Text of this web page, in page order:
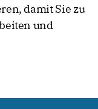
damit Sie zu
und